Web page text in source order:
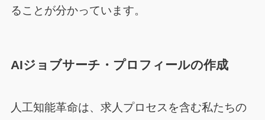
ることが分かっています。
AIジョブサーチ・プロフィールの作成
人工知能革命は、求人プロセスを含む私たちの